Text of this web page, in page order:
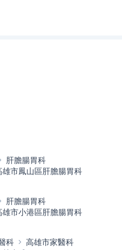
肝膽腸胃科
雄市鳳山區肝膽腸胃科
肝膽腸胃科
雄市小港區肝膽腸胃科
科
高雄市家醫科